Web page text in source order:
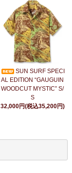
SUN SURF SPECI
AL EDITION “GAUGUIN
WOODCUT MYSTIC” S/
S
32,000円(税込35,200円)